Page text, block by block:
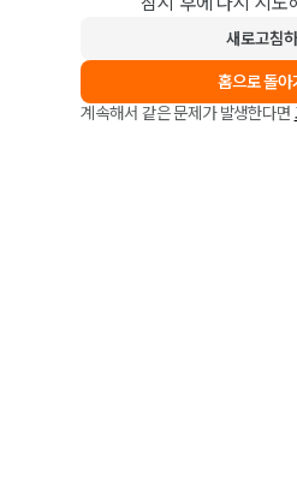
새로고침
홈으로 돌아
계속해서 같은 문제가 발생한다면